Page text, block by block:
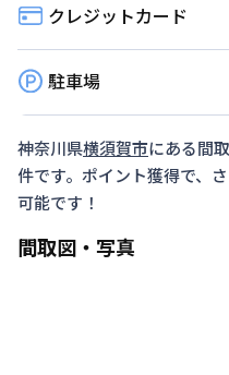
クレジットカード
駐車場
神奈川県横須賀市にある間
件です。ポイント獲得で、
可能です！
間取図・写真